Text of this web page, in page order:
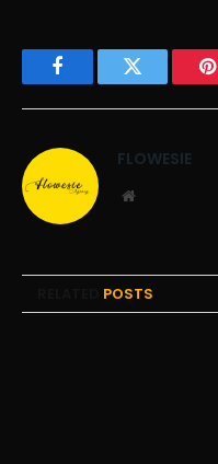
FacebookTwitter
FLOWESIE
Website
POSTS